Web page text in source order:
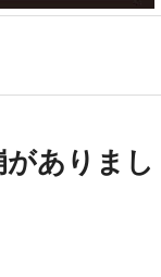
ありまし